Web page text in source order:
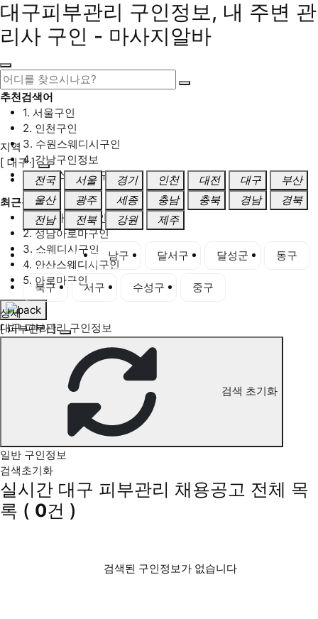
대구피부관리 구인정보, 내 주변 관
리사 구인 - 마사지알바
추천검색어
1. 서울구인
2. 인천구인
3. 수원스웨디시구인
4. 강남구인정보
5. 동탄스웨디시구인
최근검색어
1. 일산마사지구인
2. 성남아로마구인
3. 스웨디시구인
4. 안산스웨디시구인
5. 아로마구인
대구 피부관리 구인정보
지역
[ 대구 ]
전국
서울 경기 인천 대전 대구
부산
울산
광주 세종 충남 충북 경남
경북
전남
전북 강원 제주
대구 전체 남구 달서구 달성군 동구
북구 서구 수성구
중구
상세
[ 피부관리 ]
검색 초기화
일반 구인정보
검색초기화
실시간 대구 피부관리 채용공고 전체 목
록 ( 0건 )
검색된 구인정보가 없습니다